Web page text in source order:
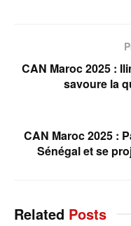
CAN Maroc 2025 :
savoure la
CAN Maroc 2025 :
Sénégal et se
Related Posts